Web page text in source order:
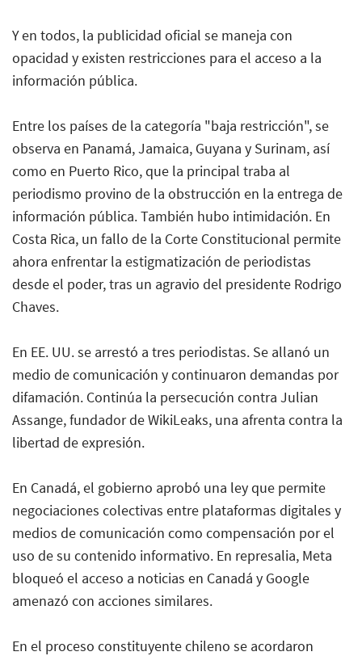
Y en todos, la publicidad oficial se maneja con
opacidad y existen restricciones para el acceso a la
información pública.
Entre los países de la categoría "baja restricción", se
observa en Panamá, Jamaica, Guyana y Surinam, así
como en Puerto Rico, que la principal traba al
periodismo provino de la obstrucción en la entrega de
información pública. También hubo intimidación. En
Costa Rica, un fallo de la Corte Constitucional permite
ahora enfrentar la estigmatización de periodistas
desde el poder, tras un agravio del presidente Rodrigo
Chaves.
En EE. UU. se arrestó a tres periodistas. Se allanó un
medio de comunicación y continuaron demandas por
difamación. Continúa la persecución contra Julian
Assange, fundador de WikiLeaks, una afrenta contra la
libertad de expresión.
En Canadá, el gobierno aprobó una ley que permite
negociaciones colectivas entre plataformas digitales y
medios de comunicación como compensación por el
uso de su contenido informativo. En represalia, Meta
bloqueó el acceso a noticias en Canadá y Google
amenazó con acciones similares.
En el proceso constituyente chileno se acordaron